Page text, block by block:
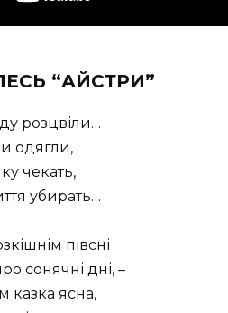
“АЙСТРИ”
розцвіли…
одягли,
чекать,
убирать…
півсні
сонячні дні, –
казка ясна,